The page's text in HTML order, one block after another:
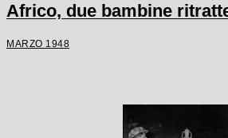
Africo, due bambine
MARZO 1948